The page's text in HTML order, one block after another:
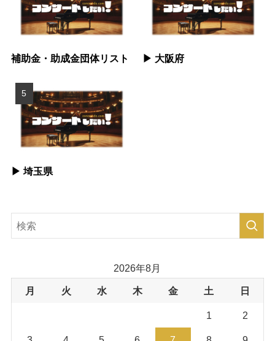
補助金・助成金団体リスト ▶︎ 大阪府
▶︎ 埼玉県
2026年8月
月 火 水 木 金 土 日
1 2